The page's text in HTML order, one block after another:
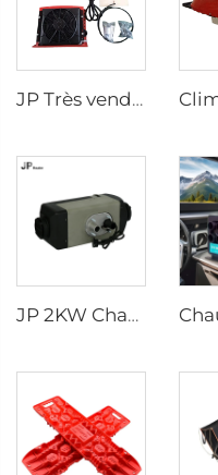
JP Très vendu 12v Climatiseur de stationnement Split BoxType pour cabines de camions-couchettes et de pelles excavatrices
JP 2KW Chauffage au gaz 12V Essence Chauffage essence stationnaire pour voiture